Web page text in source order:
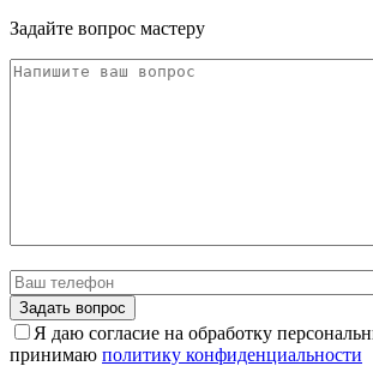
Задайте вопрос мастеру
Я даю согласие на обработку
принимаю политику конфиденциальности